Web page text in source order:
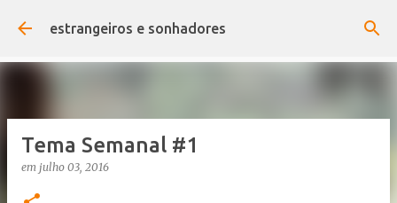
Pular para o conteúdo principal
estrangeiros e sonhadores
Tema Semanal #1
em julho 03, 2016